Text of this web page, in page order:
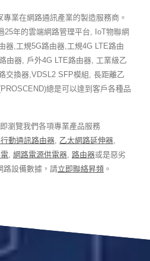
業在網路通訊產業的製造服務商。
25年的雲端網路管理平台, IoT物聯網
器,工規5G路由器,工規4G LTE路由
由器, 戶外4G LTE路由器, 工業級乙
交換器,VDSL2 SFP模組, 長距離乙
總是可以達到客戶各種品
瀏覽我們各項專業產品服務
動通訊路由器 乙太網路延伸器
網路電源供電器 路由器或是惡劣
路設備數據，請立即聯絡昇頻 。